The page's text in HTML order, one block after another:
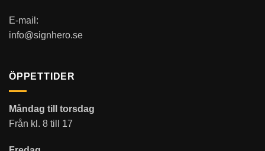
E-mail:
info@signhero.se
ÖPPETTIDER
Måndag till torsdag
Från kl. 8 till 17